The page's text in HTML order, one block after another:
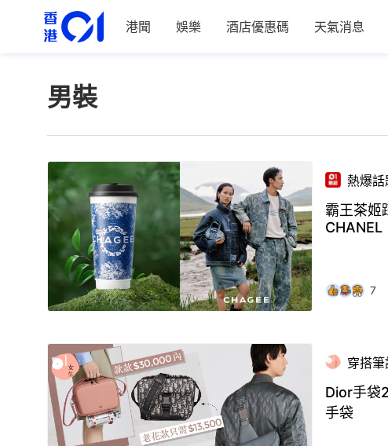
港聞 娛樂 酒店優惠碼 天氣消息
男裝
熱爆話
霸王茶姬
CHANEL
7
穿搭筆
Dior手袋
手袋